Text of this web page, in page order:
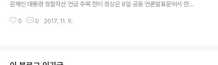
문재인 대통령 정찰자산 언급 주목 한미 정상은 8일 공동 언론발표문에서 한국
에 주목했다고 밝혔다. 또 문 대통령이 지난 정부에서 도입에 합의한 주요 ..
0 0 2017. 11. 9.